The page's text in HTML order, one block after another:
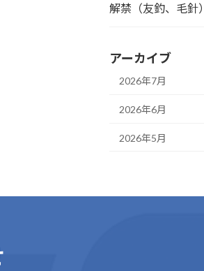
解禁（友釣、毛針）
アーカイブ
2026年7月
2026年6月
2026年5月